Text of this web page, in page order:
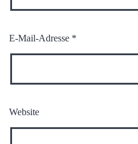
E-Mail-Adresse *
Website